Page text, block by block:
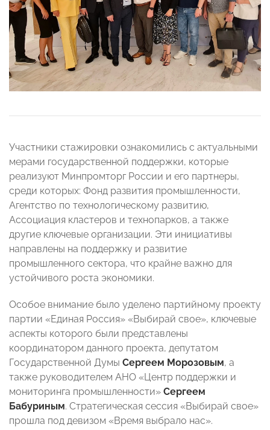
Участники стажировки ознакомились с актуальными
мерами государственной поддержки, которые
реализуют Минпромторг России и его партнеры,
среди которых: Фонд развития промышленности,
Агентство по технологическому развитию,
Ассоциация кластеров и технопарков, а также
другие ключевые организации. Эти инициативы
направлены на поддержку и развитие
промышленного сектора, что крайне важно для
устойчивого роста экономики.
Особое внимание было уделено партийному проекту
партии «Единая Россия» «Выбирай свое», ключевые
аспекты которого были представлены
координатором данного проекта, депутатом
Государственной Думы Сергеем Морозовым, а
также руководителем АНО «Центр поддержки и
мониторинга промышленности» Сергеем
Бабуриным. Стратегическая сессия «Выбирай свое»
прошла под девизом «Время выбрало нас».